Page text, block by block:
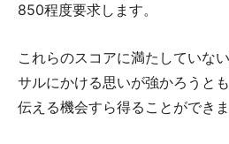
850程度要求します。
これらのスコアに満たしていな
サルにかける思いが強かろうと
伝える機会すら得ることができま